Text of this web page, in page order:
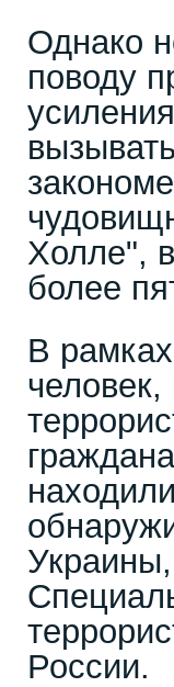
Однако
поводу
Холле",
более
В
России.